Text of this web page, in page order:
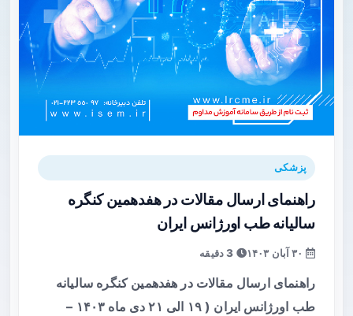
پزشکی
راهنمای ارسال مقالات در هفدهمین کنگره
سالیانه طب اورژانس ایران
راهنمای ارسال مقالات در هفدهمین کنگره سالیانه
طب اورژانس ایران ( ۱۹ الی ۲۱ دی ماه ۱۴۰۳ –